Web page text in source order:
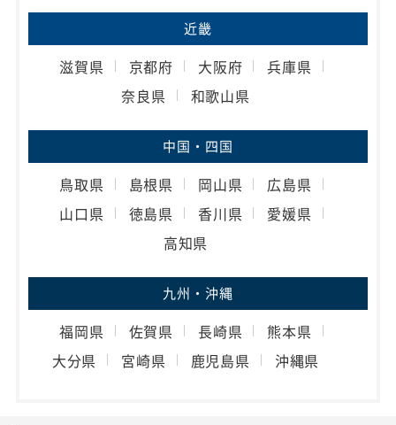
近畿
滋賀県 京都府 大阪府
兵庫県
奈良県
和歌山県
中国・四国
鳥取県 島根県 岡山県
広島県
山口県
徳島県 香川県
愛媛県
高知県
九州・沖縄
福岡県 佐賀県 長崎県
熊本県
大分県
宮崎県 鹿児島県 沖縄県